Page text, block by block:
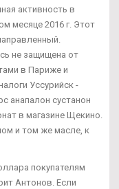
активность в
месяце 2016 г. Этот
не защищена от
в Париже и
Уссурийск -
анапалон сустанон
в магазине Щекино.
и том же масле, к
покупателям
Антонов. Если